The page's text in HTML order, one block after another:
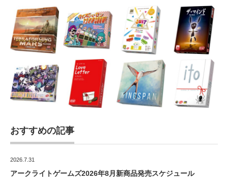
おすすめの記事
2026.7.31
アークライトゲームズ2026年8月新商品発売スケジュール